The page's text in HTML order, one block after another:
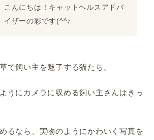
こんにちは！キャットヘルスアドバ
イザーの彩です(^^♪
で飼い主を魅了する猫たち。
うにカメラに収める飼い主さんはきっ
るなら、実物のようにかわいく写真を